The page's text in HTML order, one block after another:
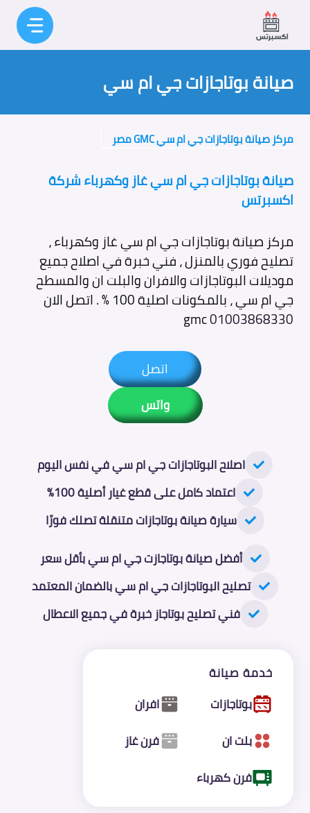
المحتوى
صيانة بوتاجازات جي ام سي
مركز صيانة بوتاجازات جي ام سي GMC مصر
صيانة بوتاجازات جي ام سي غاز وكهرباء شركة
اكسبرتس
مركز صيانة بوتاجازات جي ام سي غاز وكهرباء ،
تصليح فوري بالمنزل ، فني خبرة في اصلاح جميع
موديلات البوتاجازات والافران والبلت ان والمسطح
جي ام سي ، بالمكونات اصلية 100 % . اتصل الان
01003868330
اتصل
واتس
اصلاح البوتاجازات جي ام سي في نفس اليوم
اعتماد كامل على قطع غيار أصلية 100%
سيارة صيانة بوتاجازات متنقلة تصلك فورًا
أفضل صيانة بوتاجازت جي ام سي بأقل سعر
تصليح البوتاجازات جي ام سي بالضمان المعتمد
فني تصليح بوتاجاز خبرة في جميع الاعطال
خدمة صيانة
بوتاجازات
افران
بلت ان
فرن غاز
فرن كهرباء